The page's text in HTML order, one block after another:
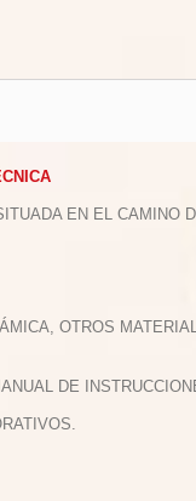
EN EL CAMINO
OTROS
DE